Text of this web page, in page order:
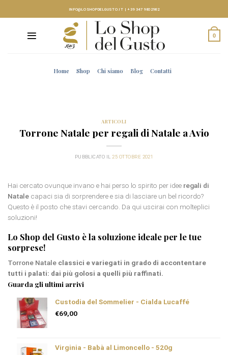
INFO@LOSHOPDELGUSTO.IT |+39 347 9802982
0
Home Shop Chi siamo Blog Contatti
ARTICOLI
Torrone Natale per regali di Natale a Avio
PUBBLICATO IL25 OTTOBRE 2021
Hai cercato ovunque invano e hai perso lo spirito per idee regali di
Natale capaci sia di sorprendere e sia di lasciare un bel ricordo?
Questo è il posto che stavi cercando. Da qui uscirai con molteplici
soluzioni!
Lo Shop del Gusto è la soluzione ideale per le tue
sorprese!
Torrone Natale classici e variegati in grado di accontentare
tutti i palati: dai più golosi a quelli più raffinati.
Guarda gli ultimi arrivi
Custodia del Sommelier - Cialda Lucaffé
€69,00
Virginia - Babà al Limoncello - 520g